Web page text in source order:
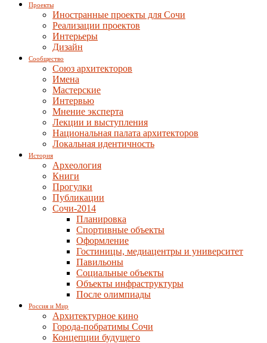
Проекты
Иностранные проекты для Сочи
Реализации проектов
Интерьеры
Дизайн
Сообщество
Союз архитекторов
Имена
Мастерские
Интервью
Мнение эксперта
Лекции и выступления
Национальная палата архитекторов
Локальная идентичность
История
Археология
Книги
Прогулки
Публикации
Сочи-2014
Планировка
Спортивные объекты
Оформление
Гостиницы, медиацентры и университет
Павильоны
Социальные объекты
Объекты инфраструктуры
После олимпиады
Россия и Мир
Архитектурное кино
Города-побратимы Сочи
Концепции будущего